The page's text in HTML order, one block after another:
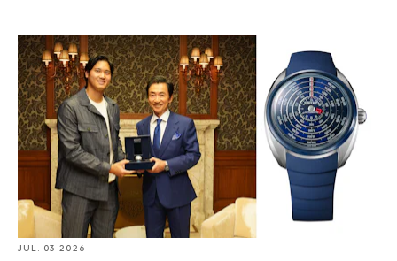
Business News: セイコーが大谷翔平選手へ、世界で1本だ
けの腕時計“Seiko Star Time”を贈呈
JUL. 03 2026